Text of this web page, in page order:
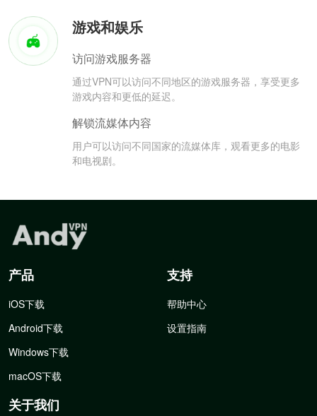
游戏和娱乐
访问游戏服务器
通过VPN可以访问不同地区的游戏服务器，享受更多
游戏内容和更低的延迟。
解锁流媒体内容
用户可以访问不同国家的流媒体库，观看更多的电影
和电视剧。
产品
iOS下载
Android下载
Windows下载
macOS下载
支持
帮助中心
设置指南
关于我们